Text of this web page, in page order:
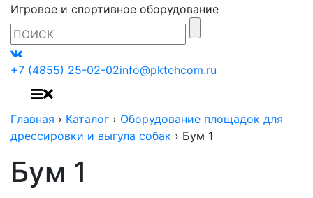
Игровое и спортивное оборудование
+7 (4855) 25-02-02info@pktehcom.ru
Главная › Каталог › Оборудование площадок для
дрессировки и выгула собак › Бум 1
Бум 1